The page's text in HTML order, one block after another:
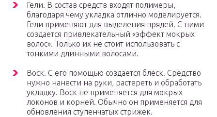
Гели. В состав средств входят полимеры,
благодаря чему укладка отлично моделируется.
Гели применяют для выделения прядей. С ними
создается привлекательный «эффект мокрых
волос». Только их не стоит использовать с
тонкими длинными волосами.
Воск. С его помощью создается блеск. Средство
нужно нанести на руки, растереть и обработать
укладку. Воск не применяется для мокрых
локонов и корней. Обычно он применяется для
обновления ступенчатых стрижек.